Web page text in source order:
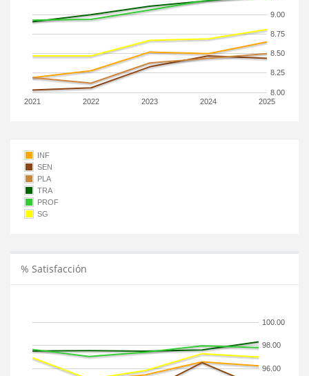
2021 2022 2023 2024 2025
8.00
8.25
8.50
8.75
9.00
INF
SEN
PLA
TRA
PROF
SG
% Satisfacción
96.00
98.00
100.00